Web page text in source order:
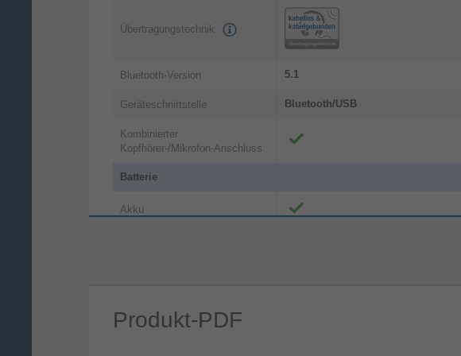
Übertragungstechnik
Bluetooth-Version 5.1
Geräteschnittstelle Bluetooth/USB
Kombinierter
Kopfhörer-/Mikrofon-Anschluss
Batterie
Akku
Gaming-Control
Produkt-PDF